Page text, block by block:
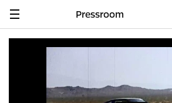
Navigation
Pressroom